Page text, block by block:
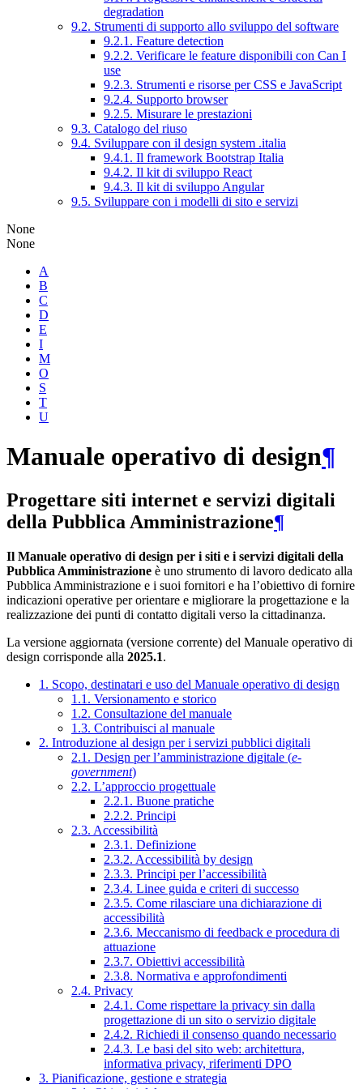
degradation
9.2. Strumenti di supporto allo sviluppo del software
9.2.1. Feature detection
9.2.2. Verificare le feature disponibili con Can I
use
9.2.3. Strumenti e risorse per CSS e JavaScript
9.2.4. Supporto browser
9.2.5. Misurare le prestazioni
9.3. Catalogo del riuso
9.4. Sviluppare con il design system .italia
9.4.1. Il framework Bootstrap Italia
9.4.2. Il kit di sviluppo React
9.4.3. Il kit di sviluppo Angular
9.5. Sviluppare con i modelli di sito e servizi
None
None
A
B
C
D
E
I
M
O
S
T
U
Manuale operativo di design¶
Progettare siti internet e servizi digitali
della Pubblica Amministrazione¶
Il Manuale operativo di design per i siti e i servizi digitali della
Pubblica Amministrazione è uno strumento di lavoro dedicato alla
Pubblica Amministrazione e i suoi fornitori e ha l’obiettivo di fornire
indicazioni operative per orientare e migliorare la progettazione e la
realizzazione dei punti di contatto digitali verso la cittadinanza.
La versione aggiornata (versione corrente) del Manuale operativo di
design corrisponde alla 2025.1.
1. Scopo, destinatari e uso del Manuale operativo di design
1.1. Versionamento e storico
1.2. Consultazione del manuale
1.3. Contribuisci al manuale
2. Introduzione al design per i servizi pubblici digitali
2.1. Design per l’amministrazione digitale (e-
government)
2.2. L’approccio progettuale
2.2.1. Buone pratiche
2.2.2. Principi
2.3. Accessibilità
2.3.1. Definizione
2.3.2. Accessibilità by design
2.3.3. Principi per l’accessibilità
2.3.4. Linee guida e criteri di successo
2.3.5. Come rilasciare una dichiarazione di
accessibilità
2.3.6. Meccanismo di feedback e procedura di
attuazione
2.3.7. Obiettivi accessibilità
2.3.8. Normativa e approfondimenti
2.4. Privacy
2.4.1. Come rispettare la privacy sin dalla
progettazione di un sito o servizio digitale
2.4.2. Richiedi il consenso quando necessario
2.4.3. Le basi del sito web: architettura,
informativa privacy, riferimenti DPO
3. Pianificazione, gestione e strategia